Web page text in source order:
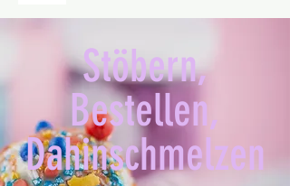
Stöbern,
Bestellen,
Dahinschmelzen